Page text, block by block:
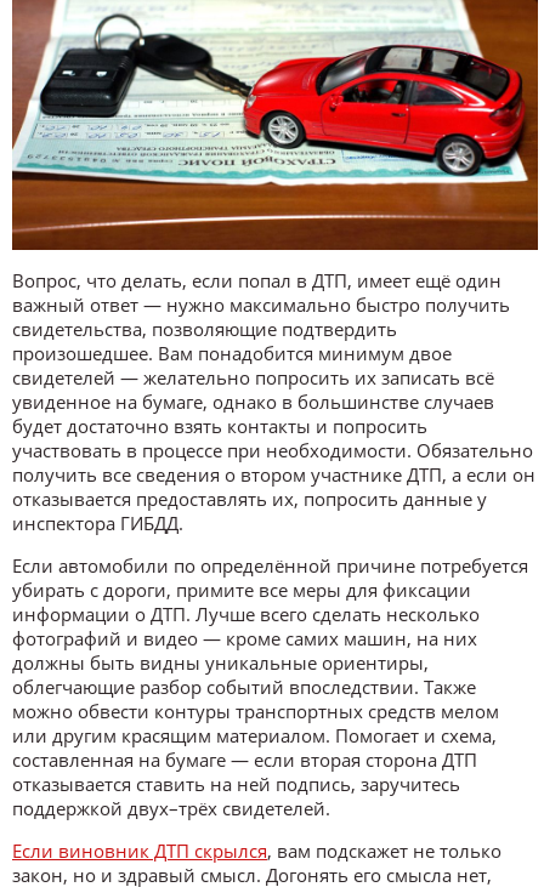
Вопрос, что делать, если попал в ДТП, имеет ещё один
важный ответ — нужно максимально быстро получить
свидетельства, позволяющие подтвердить
произошедшее. Вам понадобится минимум двое
свидетелей — желательно попросить их записать всё
увиденное на бумаге, однако в большинстве случаев
будет достаточно взять контакты и попросить
участвовать в процессе при необходимости. Обязательно
получить все сведения о втором участнике ДТП, а если он
отказывается предоставлять их, попросить данные у
инспектора ГИБДД.
Если автомобили по определённой причине потребуется
убирать с дороги, примите все меры для фиксации
информации о ДТП. Лучше всего сделать несколько
фотографий и видео — кроме самих машин, на них
должны быть видны уникальные ориентиры,
облегчающие разбор событий впоследствии. Также
можно обвести контуры транспортных средств мелом
или другим красящим материалом. Помогает и схема,
составленная на бумаге — если вторая сторона ДТП
отказывается ставить на ней подпись, заручитесь
поддержкой двух–трёх свидетелей.
Если виновник ДТП скрылся, вам подскажет не только
закон, но и здравый смысл. Догонять его смысла нет,